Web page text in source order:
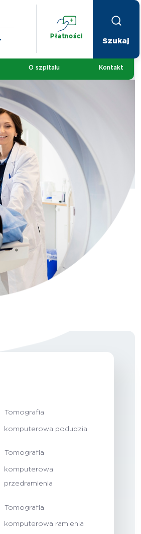
Płatności
O szpitalu Kontakt
Tomografia
komputerowa podudzia
Tomografia
komputerowa
przedramienia
Tomografia
komputerowa ramienia